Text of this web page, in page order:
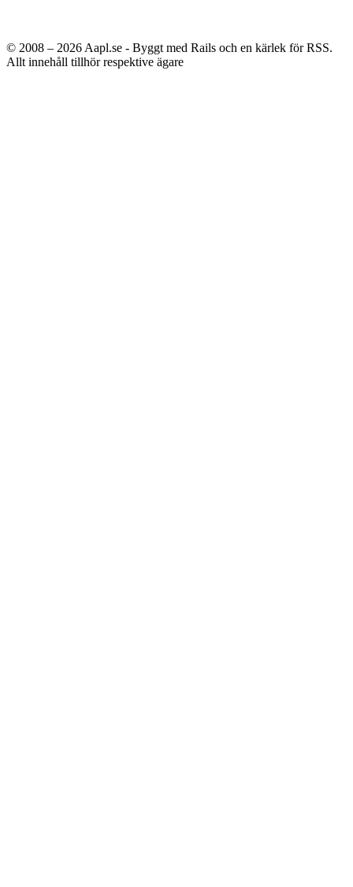
© 2008 – 2026 Aapl.se - Byggt med Rails och en kärlek för RSS.
Allt innehåll tillhör respektive ägare